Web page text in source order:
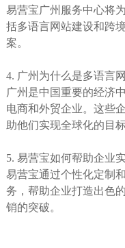
易营宝广州服务中心将
括多语言网站建设和跨
案。
4. 广州为什么是多语言
广州是中国重要的经济
电商和外贸企业。这些
助他们实现全球化的目标
5. 易营宝如何帮助企业
易营宝通过个性化定制
务，帮助企业打造出色
销的突破。